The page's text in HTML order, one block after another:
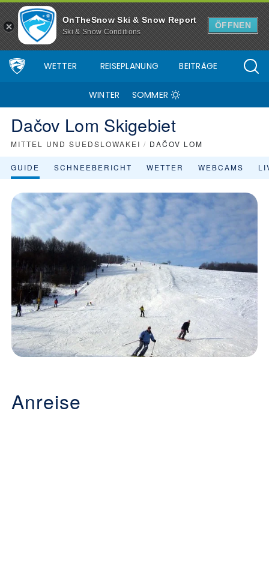
OnTheSnow Ski & Snow Report
Ski & Snow Conditions
ÖFFNEN
WETTER REISEPLANUNG BEITRÄGE
WINTER SOMMER
Dačov Lom Skigebiet
MITTEL UND SUEDSLOWAKEI / DAČOV LOM
GUIDE SCHNEEBERICHT WETTER WEBCAMS
Anreise
Skigebiet Dačov Lom - Skiinfo.de